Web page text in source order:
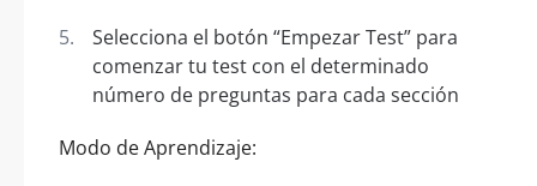
Selecciona el botón “Empezar Test” para
comenzar tu test con el determinado
número de preguntas para cada sección
Modo de Aprendizaje: